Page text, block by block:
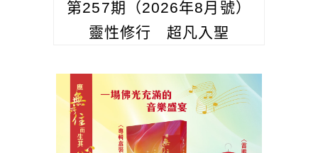
第257期（2026年8月號）
靈性修行 超凡入聖